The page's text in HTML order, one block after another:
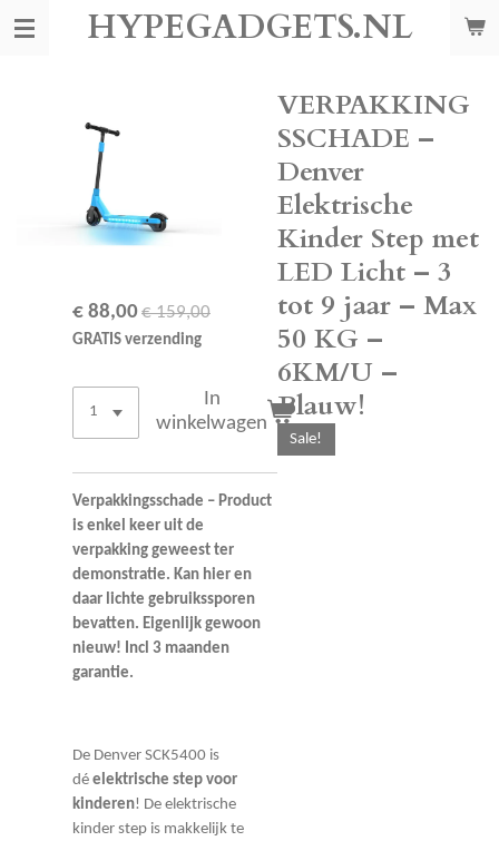
Ga
hoofdinhoud
HYPEGADGETS.NL
VERPAKKING
SSCHADE –
Denver
Elektrische
Kinder Step met
LED Licht – 3
tot 9 jaar – Max
50 KG –
6KM/U –
Blauw!
Sale!
€ 88,00€ 159,00
GRATIS verzending
In
winkelwagen
Verpakkingsschade – Product
is enkel keer uit de
verpakking geweest ter
demonstratie. Kan hier en
daar lichte gebruikssporen
bevatten. Eigenlijk gewoon
nieuw! Incl 3 maanden
garantie.
De Denver SCK5400 is
dé elektrische step voor
kinderen! De elektrische
kinder step is makkelijk te